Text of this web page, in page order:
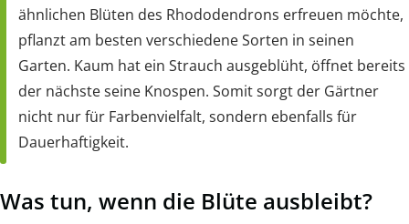
ähnlichen Blüten des Rhododendrons erfreuen möchte,
pflanzt am besten verschiedene Sorten in seinen
Garten. Kaum hat ein Strauch ausgeblüht, öffnet bereits
der nächste seine Knospen. Somit sorgt der Gärtner
nicht nur für Farbenvielfalt, sondern ebenfalls für
Dauerhaftigkeit.
Was tun, wenn die Blüte ausbleibt?